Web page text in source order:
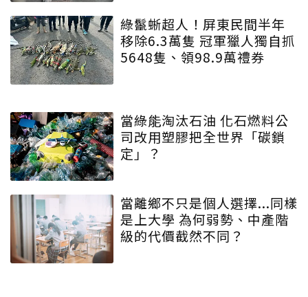
綠鬣蜥超人！屏東民間半年
移除6.3萬隻 冠軍獵人獨自抓
5648隻、領98.9萬禮券
當綠能淘汰石油 化石燃料公
司改用塑膠把全世界「碳鎖
定」？
當離鄉不只是個人選擇...同樣
是上大學 為何弱勢、中產階
級的代價截然不同？